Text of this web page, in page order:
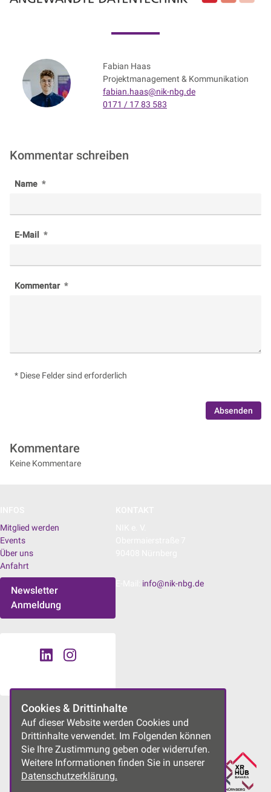
Fabian Haas
Projektmanagement & Kommunikation
fabian.haas@nik-nbg.de
0171 / 17 83 583
Kommentar schreiben
Name
E-Mail
Kommentar
* Diese Felder sind erforderlich
Absenden
Kommentare
Keine Kommentare
Mitglied werden
Events
Über uns
Anfahrt
Newsletter
Anmeldung
UNSERE PROJEKTE
info@nik-nbg.de
Cookies & Drittinhalte
Auf dieser Website werden Cookies und
Drittinhalte verwendet. Im Folgenden können
Sie Ihre Zustimmung geben oder widerrufen.
Weitere Informationen finden Sie in unserer
Datenschutzerklärung.